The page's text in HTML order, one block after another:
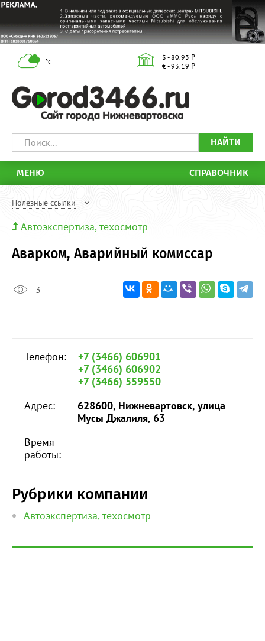
°С
$ - 80.93 ₽
€ - 93.19 ₽
НАЙТИ
МЕНЮ СПРАВОЧНИК
Полезные ссылки
Автоэкспертиза, техосмотр
Аварком, Аварийный комиссар
3
Телефон:
+7 (3466) 606901
+7 (3466) 606902
+7 (3466) 559550
Адрес:
628600, Нижневартовск, улица
Мусы Джалиля, 63
Время
работы:
Рубрики компании
Автоэкспертиза, техосмотр